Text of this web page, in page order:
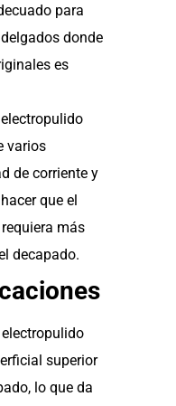
para
donde
es
electropulido
varios
de corriente y
que el
más
decapado.
electropulido
superior
lo que da